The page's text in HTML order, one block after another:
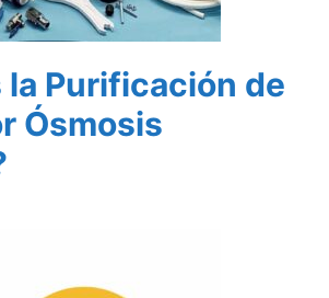
la Purificación de
Ósmosis